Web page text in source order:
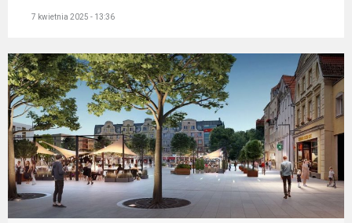
7 kwietnia 2025 - 13:36